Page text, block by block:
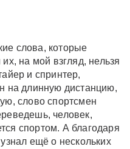
слова, которые
на мой взгляд, нельзя
и спринтер,
на длинную дистанцию,
слово спортсмен
человек,
спортом. А благодаря
ещё о нескольких